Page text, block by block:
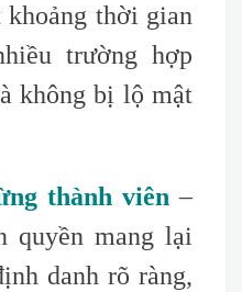
thời gian
trường hợp
không bị lộ mật
thành viên –
quyền mang lại
danh rõ ràng,